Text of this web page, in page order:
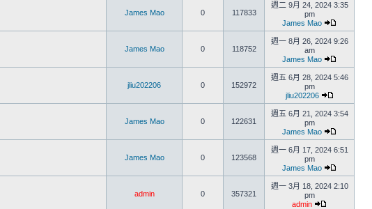
James Mao 0 117833
週二 9月 24, 2024 3:35
pm
James Mao
James Mao 0 118752
週一 8月 26, 2024 9:26
am
James Mao
jliu202206 0 152972
週五 6月 28, 2024 5:46
pm
jliu202206
James Mao 0 122631
週五 6月 21, 2024 3:54
pm
James Mao
James Mao 0 123568
週一 6月 17, 2024 6:51
pm
James Mao
admin 0 357321
週一 3月 18, 2024 2:10
pm
admin